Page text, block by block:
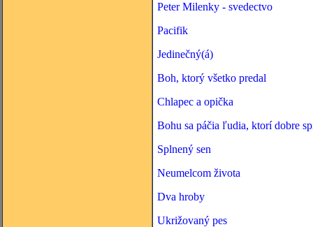
Peter Milenky - svedectvo
Pacifik
Jedinečný(á)
Boh, ktorý všetko predal
Chlapec a opička
Bohu sa páčia ľudia, ktorí dobre
Splnený sen
Neumelcom života
Dva hroby
Ukrižovaný pes